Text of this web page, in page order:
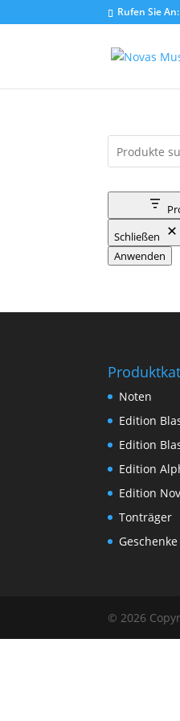
Rufen Sie
Schließen
Anwenden
Noten
Edition
Edition
Edition
Edition
Tonträger
© 2026